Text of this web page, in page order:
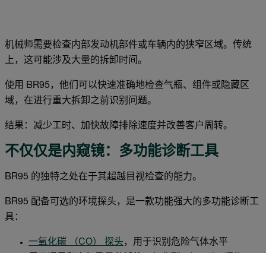
机械师需要检查内部发动机部件或车辆内的狭窄区域。传统
上，这可能涉及大量的拆卸时间。
使用 BR95，他们可以快速准确地检查气瓶、组件或隐藏区
域，在进行重大拆卸之前识别问题。
结果：减少工时、加快故障排除速度并改善客户周转。
不仅仅是内窥镜：多功能诊断工具
BR95 的独特之处在于其超越目视检查的能力。
BR95 配备可选的环境探头，是一款功能强大的多功能诊断工
具：
一氧化碳 （CO） 探头 ，用于识别危险气体水平